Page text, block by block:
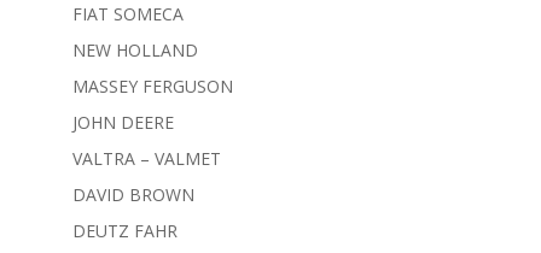
FIAT SOMECA
NEW HOLLAND
MASSEY FERGUSON
JOHN DEERE
VALTRA – VALMET
DAVID BROWN
DEUTZ FAHR